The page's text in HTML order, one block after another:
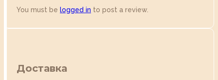
You must be logged in to post a review.
Доставка